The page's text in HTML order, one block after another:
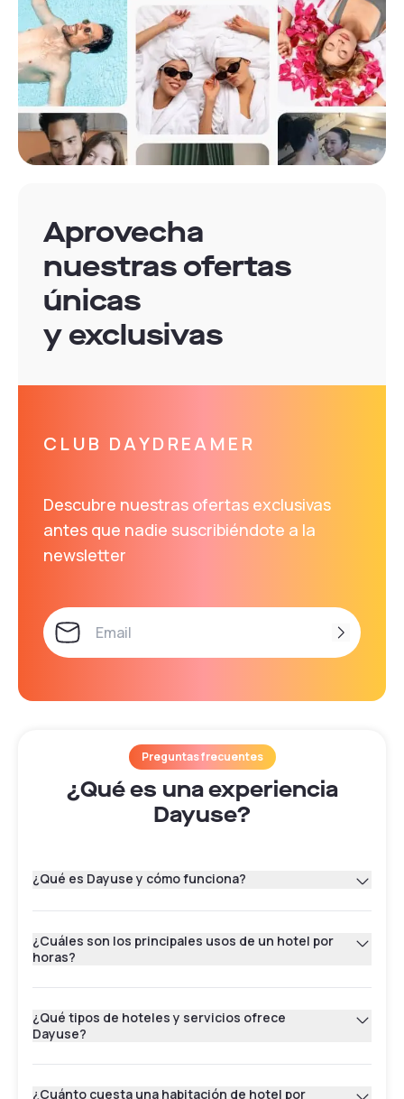
Aprovecha
nuestras ofertas
únicas
y exclusivas
CLUB DAYDREAMER
Descubre nuestras ofertas exclusivas
antes que nadie suscribiéndote a la
newsletter
Preguntas frecuentes
¿Qué es una experiencia
Dayuse?
¿Qué es Dayuse y cómo funciona?
¿Cuáles son los principales usos de un hotel por
horas?
¿Qué tipos de hoteles y servicios ofrece
Dayuse?
¿Cuánto cuesta una habitación de hotel por